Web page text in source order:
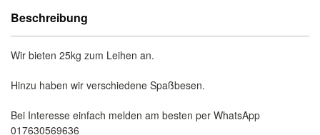
Beschreibung
Wir bieten 25kg zum Leihen an.
Hinzu haben wir verschiedene Spaßbesen.
Bei Interesse einfach melden am besten per WhatsApp
017630569636